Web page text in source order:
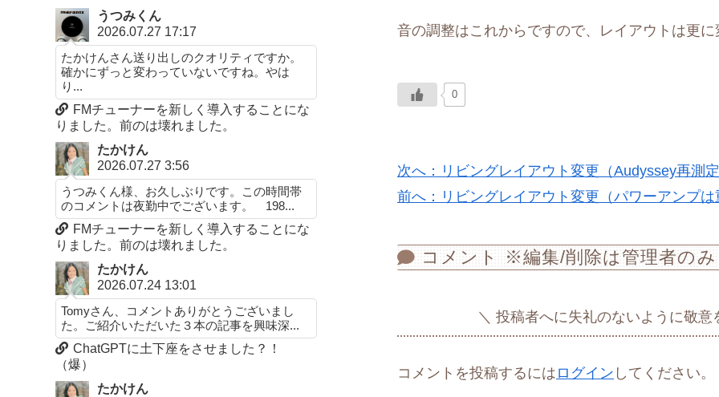
音の調整はこれからですので、レイアウトは更
0
次へ：リビングレイアウト変更（Audyssey再測
前へ：リビングレイアウト変更（パワーアンプ
コメント ※編集/削除は管理者のみ
投稿者へに失礼のないように敬
コメントを投稿するには ログイン してください。
うつみくん
2026.07.27 17:17
たかけんさん送り出しのクオリティですか。
確かにずっと変わっていないですね。やは
り...
FMチューナーを新しく導入することにな
りました。前のは壊れました。
たかけん
2026.07.27 3:56
うつみくん様、お久しぶりです。この時間帯
のコメントは夜勤中でございます。 198...
FMチューナーを新しく導入することにな
りました。前のは壊れました。
たかけん
2026.07.24 13:01
Tomyさん、コメントありがとうございまし
た。ご紹介いただいた３本の記事を興味深...
ChatGPTに土下座をさせました？！
（爆）
たかけん